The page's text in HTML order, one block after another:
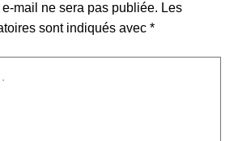
mail ne sera pas publiée. Les
sont indiqués avec*